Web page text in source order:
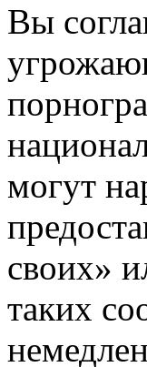
Вы
могут
своих»
таких